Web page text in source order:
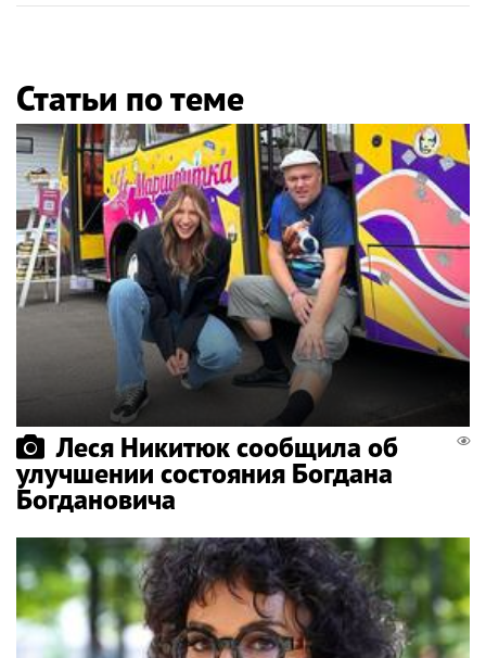
Статьи по теме
Леся Никитюк сообщила об
улучшении состояния Богдана
Богдановича